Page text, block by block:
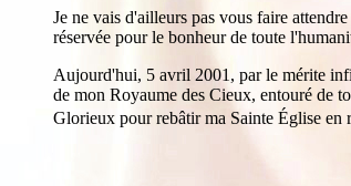
Je ne vais d'ailleurs pas vous faire
réservée pour le bonheur de toute
Aujourd'hui, 5 avril 2001, par le mérite
de mon Royaume des Cieux, entouré de
Glorieux pour rebâtir ma Sainte Église